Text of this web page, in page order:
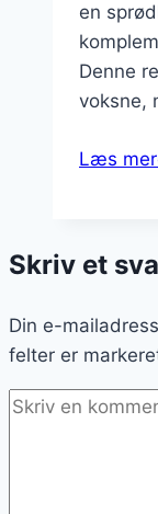
en
Denne
voksne,
Læs
Skriv et
Din e-
felter er